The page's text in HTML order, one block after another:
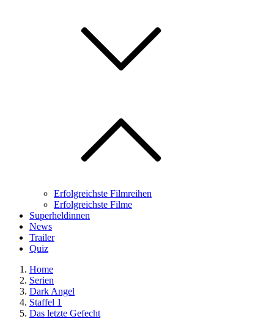
Erfolgreichste Filmreihen
Erfolgreichste Filme
Superheldinnen
News
Trailer
Quiz
Home
Serien
Dark Angel
Staffel 1
Das letzte Gefecht